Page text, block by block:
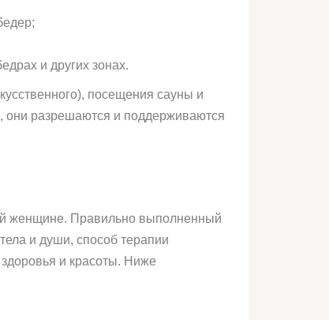
и других зонах.
посещения сауны и
они разрешаются и поддерживаются
женщине. Правильно выполненный
и души, способ терапии
и красоты. Ниже